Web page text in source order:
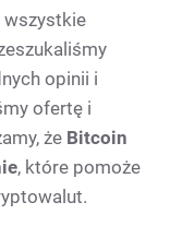
wszystkie
opinii i
ofertę i
że Bitcoin
, które pomoże